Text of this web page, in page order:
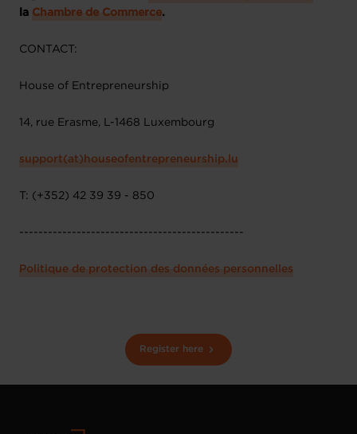
la Chambre de Commerce.
CONTACT:
House of Entrepreneurship
14, rue Erasme, L-1468 Luxembourg
support(at)houseofentrepreneurship.lu
T: (+352) 42 39 39 - 850
-----------------------------------------------
Politique de protection des données personnelles
Register here